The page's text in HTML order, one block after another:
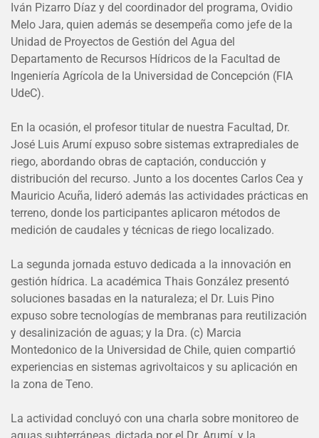
Iván Pizarro Díaz y del coordinador del programa, Ovidio
Melo Jara, quien además se desempeña como jefe de la
Unidad de Proyectos de Gestión del Agua del
Departamento de Recursos Hídricos de la Facultad de
Ingeniería Agrícola de la Universidad de Concepción (FIA
UdeC).
En la ocasión, el profesor titular de nuestra Facultad, Dr.
José Luis Arumí expuso sobre sistemas extraprediales de
riego, abordando obras de captación, conducción y
distribución del recurso. Junto a los docentes Carlos Cea y
Mauricio Acuña, lideró además las actividades prácticas en
terreno, donde los participantes aplicaron métodos de
medición de caudales y técnicas de riego localizado.
La segunda jornada estuvo dedicada a la innovación en
gestión hídrica. La académica Thais González presentó
soluciones basadas en la naturaleza; el Dr. Luis Pino
expuso sobre tecnologías de membranas para reutilización
y desalinización de aguas; y la Dra. (c) Marcia
Montedonico de la Universidad de Chile, quien compartió
experiencias en sistemas agrivoltaicos y su aplicación en
la zona de Teno.
La actividad concluyó con una charla sobre monitoreo de